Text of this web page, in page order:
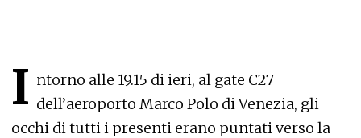
I ntorno alle 19.15 di ieri, al gate C27
dell’aeroporto Marco Polo di Venezia, gli
occhi di tutti i presenti erano puntati verso la